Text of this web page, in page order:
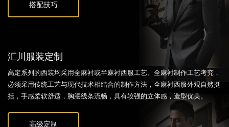
搭配技巧
汇川服装定制
高定系列的西装均采用全麻衬或半麻衬西服工艺。全麻衬制作工艺考究，
必须采用传统工艺与现代技术相结合的制作方法，全麻衬西服外观自然挺
括，手感柔软舒适，胸腰线条流畅，具有较强的立体感，造型优美。
高级定制